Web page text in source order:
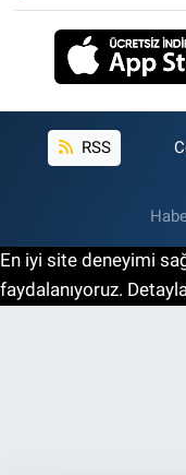
RSS
En iyi site deneyimi
faydalanıyoruz.